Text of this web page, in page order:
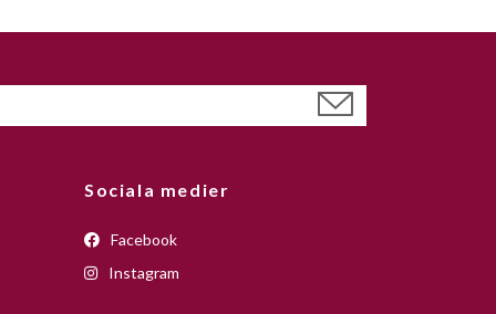
Sociala medier
Facebook
Instagram